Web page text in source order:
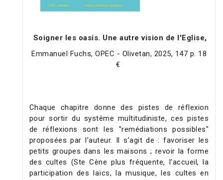
Soigner les oasis. Une autre vision de l'Eglise,
Emmanuel Fuchs, OPEC - Olivetan, 2025, 147 p. 18
€
Chaque chapitre donne des pistes de réflexion
pour sortir du système multitudiniste, ces pistes
de réflexions sont les "remédiations possibles"
proposées par l’auteur. Il s’agit de : favoriser les
petits groupes dans les maisons ; revoir la forme
des cultes (Ste Cène plus fréquente, l'accueil, la
participation des laïcs, la musique, les cultes en